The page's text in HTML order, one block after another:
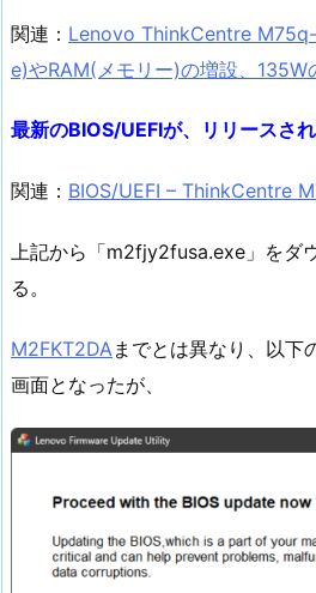
関連： Lenovo ThinkCentre
e)やRAM(メモリー)の増設、135W
最新のBIOS/UEFIが、リリースされ
関連： BIOS/UEFI – ThinkCentre
上記から「m2fjy2fusa.exe」をダ
る。
M2FKT2DA までとは異なり、以下
画面となったが、